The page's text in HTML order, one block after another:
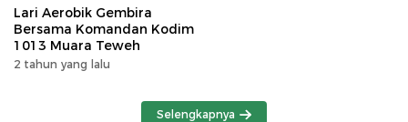
Lari Aerobik Gembira
Bersama Komandan Kodim
1013 Muara Teweh
2 tahun yang lalu
Selengkapnya